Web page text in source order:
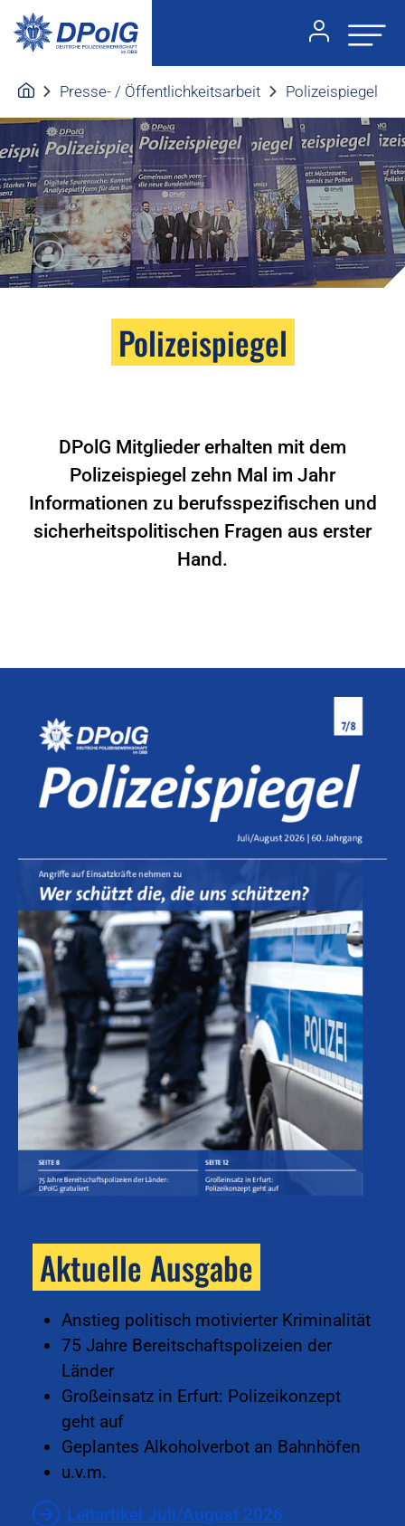
Presse- / Öffentlichkeitsarbeit Polizeispiegel
Polizeispiegel
DPolG Mitglieder erhalten mit dem
Polizeispiegel zehn Mal im Jahr
Informationen zu berufsspezifischen und
sicherheitspolitischen Fragen aus erster
Hand.
Aktuelle Ausgabe
Anstieg politisch motivierter Kriminalität
75 Jahre Bereitschaftspolizeien der
Länder
Großeinsatz in Erfurt: Polizeikonzept
geht auf
Geplantes Alkoholverbot an Bahnhöfen
u.v.m.
Leitartikel Juli/August 2026